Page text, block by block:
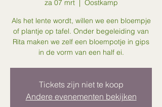
za 07 mrt
  |
Oostkamp
Als het lente wordt, willen we een bloempje
of plantje op tafel. Onder begeleiding van
Rita maken we zelf een bloempotje in gips
in de vorm van een half ei.
Tickets zijn niet te koop
Andere evenementen bekijken